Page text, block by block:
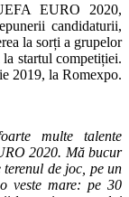
EURO 2020,
candidaturii,
la sorți a grupelor
startul competiției.
2019, la Romexpo.
multe talente
2020. Mă bucur
de joc, pe un
veste mare: pe 30